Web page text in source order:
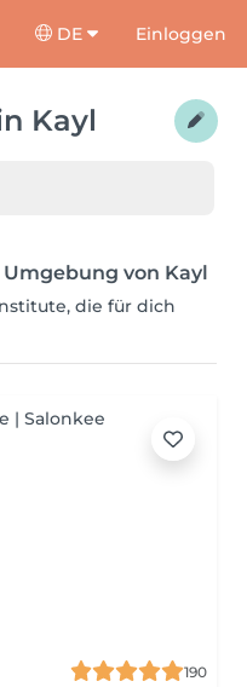
DE Einloggen
Kayl
von Kayl
die für dich
190